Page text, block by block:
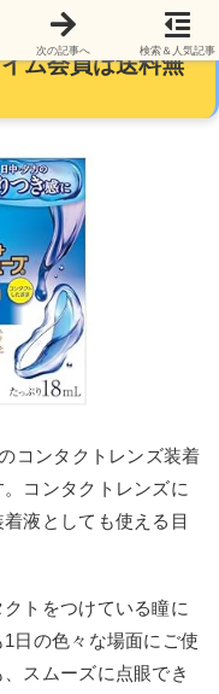
ーブプレミアム
ム会員は送料無
コンタクトレンズ装着
コンタクトレンズに
液としても使える目
トをつけている瞳に
日の色々な場面にご使
スムーズに点眼でき
次の記事へ 検索＆人気記事